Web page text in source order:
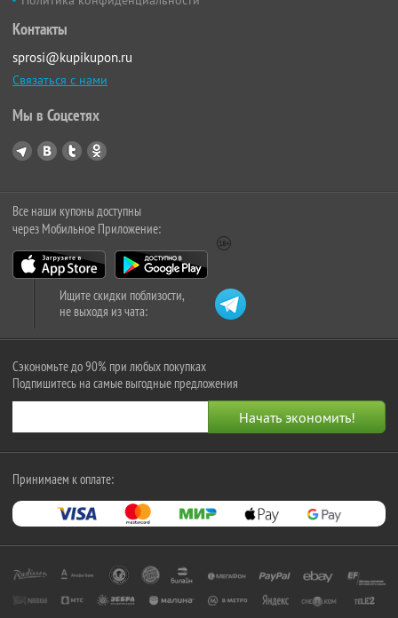
Контакты
sprosi@kupikupon.ru
Связаться с нами
Мы в Соцсетях
Все наши купоны доступны
через Мобильное Приложение:
Ищите скидки поблизости,
не выходя из чата:
Сэкономьте до 90% при любых покупках
Подпишитесь на самые выгодные предложения
Принимаем к оплате: